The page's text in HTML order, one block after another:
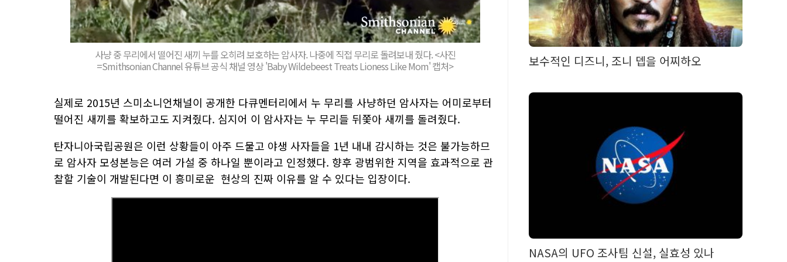
사냥 중 무리에서 떨어진 새끼 누를 오히려 보호하는 암사자. 나중에 직접 무리로 돌려보내 줬다. <사진
=Smithsonian Channel 유튜브 공식 채널 영상 'Baby Wildebeest Treats Lioness Like Mom' 캡처>
실제로 2015년 스미소니언채널이 공개한 다큐멘터리에서 누 무리를 사냥하던 암사자는 어미로부터
떨어진 새끼를 확보하고도 지켜줬다. 심지어 이 암사자는 누 무리들 뒤쫓아 새끼를 돌려줬다.
탄자니아국립공원은 이런 상황들이 아주 드물고 야생 사자들을 1년 내내 감시하는 것은 불가능하므
로 암사자 모성본능은 여러 가설 중 하나일 뿐이라고 인정했다. 향후 광범위한 지역을 효과적으로 관
찰할 기술이 개발된다면 이 흥미로운 현상의 진짜 이유를 알 수 있다는 입장이다.
보수적인 디즈니, 조니 뎁을 어찌하오
NASA의 UFO 조사팀 신설, 실효성 있나